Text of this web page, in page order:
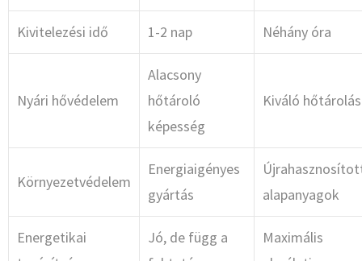
Kivitelezési idő 1-2 nap Néhány óra
Nyári hővédelem
Alacsony
hőtároló
képesség
Kiváló hőtárolás
Környezetvédelem
Energiaigényes
gyártás
alapanyagok
Energetikai
Jó, de függ a
Maximális